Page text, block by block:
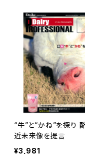
“牛”と“かね”を探り
近未来像を
Dairy
¥3,981